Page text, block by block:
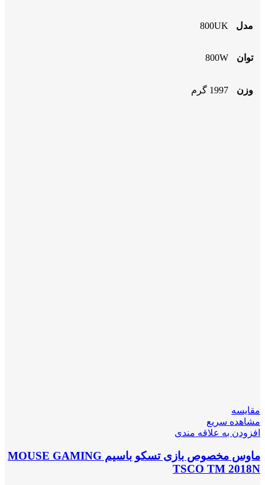
مدل 800UK
توان 800W
وزن 1997 گرم
مقایسه
مشاهده سریع
افزودن به علاقه مندی
ماوس مخصوص بازی تسکو باسیم MOUSE GAMING
TSCO TM 2018N